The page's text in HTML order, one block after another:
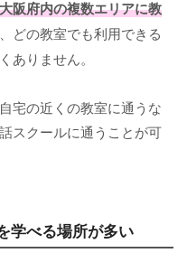
阪府内の複数エリアに教
どの教室でも利用できる
ありません。
宅の近くの教室に通うな
スクールに通うことが可
学べる場所が多い